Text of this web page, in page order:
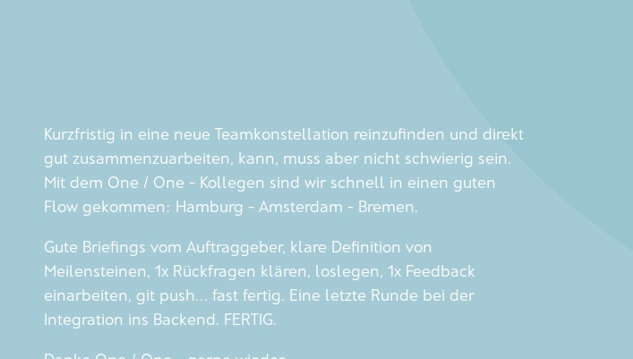
Kurzfristig in eine neue Teamkonstellation reinzufinden und direkt
gut zusammenzuarbeiten, kann, muss aber nicht schwierig sein.
Mit dem One / One - Kollegen sind wir schnell in einen guten
Flow gekommen: Hamburg - Amsterdam - Bremen.
Gute Briefings vom Auftraggeber, klare Definition von
Meilensteinen, 1x Rückfragen klären, loslegen, 1x Feedback
einarbeiten, git push... fast fertig. Eine letzte Runde bei der
Integration ins Backend. FERTIG.